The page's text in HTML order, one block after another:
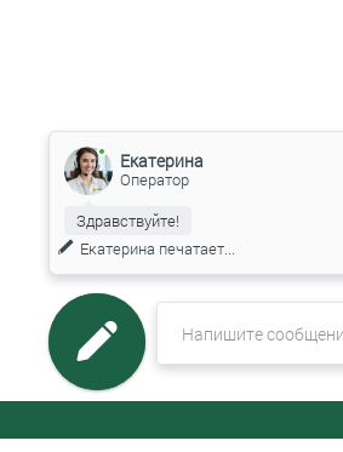
Екатерина
Здравствуйте!
Мы подготовили для Вас специальное
предложение!